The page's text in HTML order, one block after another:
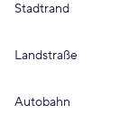
Stadtrand
Landstraße
Autobahn